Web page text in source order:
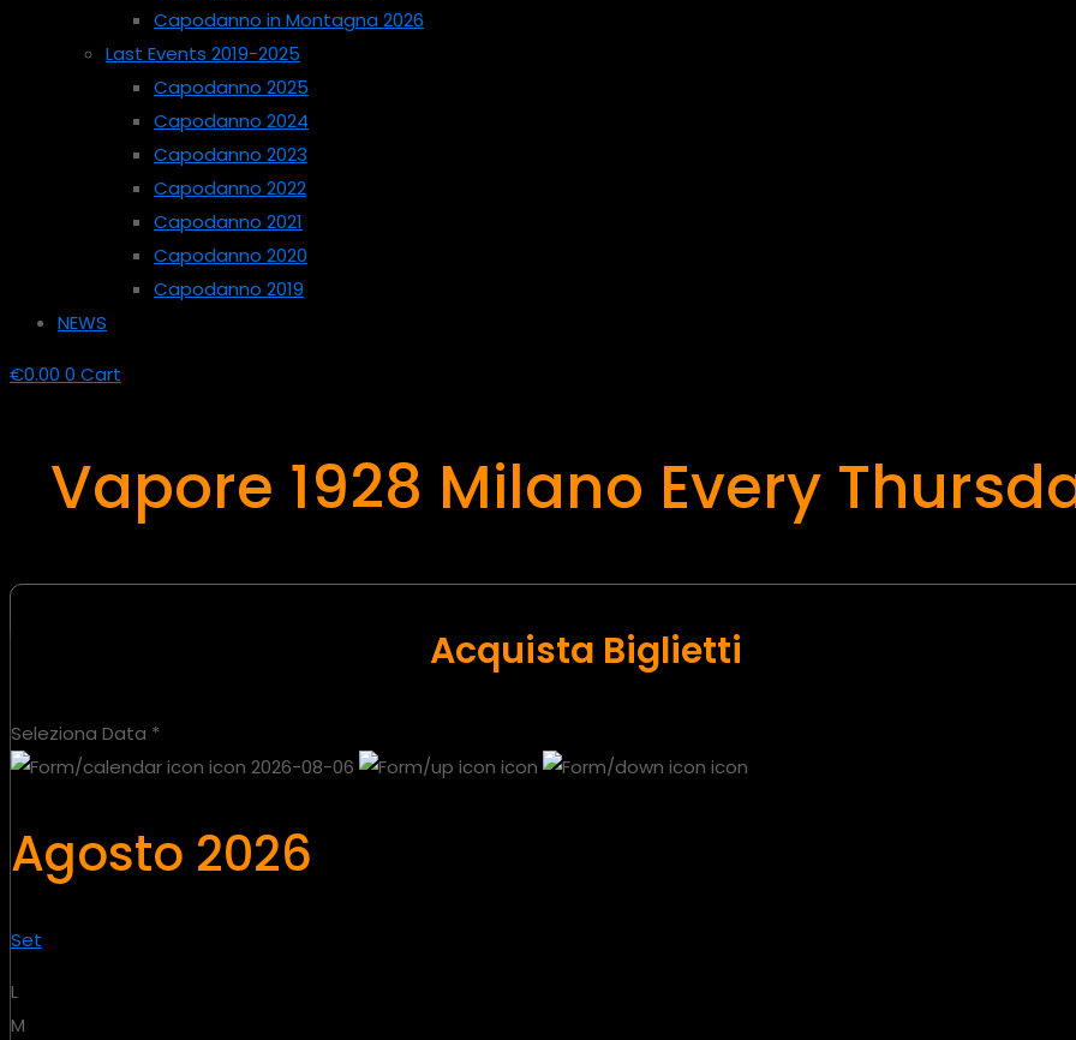
Capodanno in Montagna 2026
Last Events 2019-2025
Capodanno 2025
Capodanno 2024
Capodanno 2023
Capodanno 2022
Capodanno 2021
Capodanno 2020
Capodanno 2019
NEWS
€0.00 0 Cart
Vapore 1928 Milano Every
Acquista Biglietti
Seleziona Data *
2026-08-06
Agosto 2026
Set
L
M